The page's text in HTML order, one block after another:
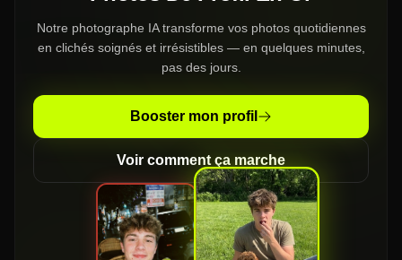
Notre photographe IA transforme vos photos quotidiennes
en clichés soignés et irrésistibles — en quelques minutes,
pas des jours.
Booster mon profil
Voir comment ça marche
»